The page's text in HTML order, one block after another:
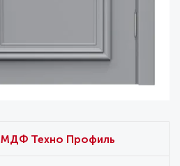
МДФ Техно Профиль